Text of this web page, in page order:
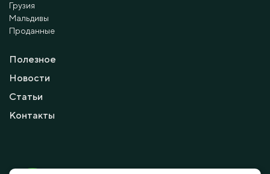
Грузия
Мальдивы
Проданные
Полезное
Новости
Статьи
Контакты